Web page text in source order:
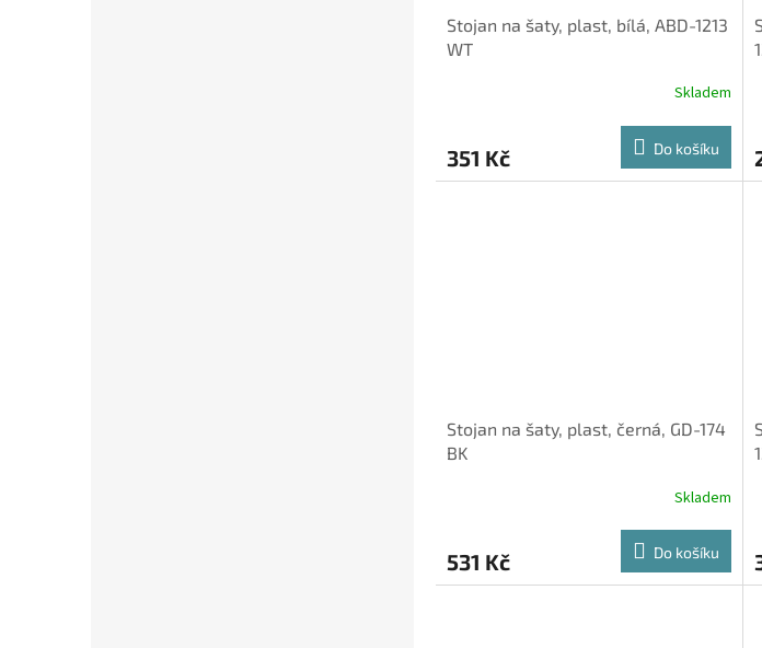
Stojan na šaty, plast, bílá, ABD-1213
WT
Skladem
351 Kč Do košíku
Stojan na šaty, plast, černá, GD-174
BK
Skladem
531 Kč Do košíku